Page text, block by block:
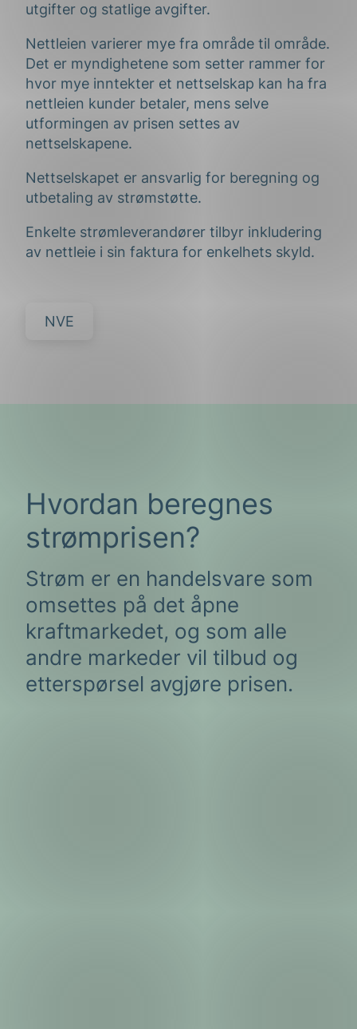
utgifter og statlige avgifter.
Nettleien varierer mye fra område til område.
Det er myndighetene som setter rammer for
hvor mye inntekter et nettselskap kan ha fra
nettleien kunder betaler, mens selve
utformingen av prisen settes av
nettselskapene.
Nettselskapet er ansvarlig for beregning og
utbetaling av strømstøtte.
Enkelte strømleverandører tilbyr inkludering
av nettleie i sin faktura for enkelhets skyld.
NVE
Hvordan beregnes
strømprisen?
Strøm er en handelsvare som
omsettes på det åpne
kraftmarkedet, og som alle
andre markeder vil tilbud og
etterspørsel avgjøre prisen.